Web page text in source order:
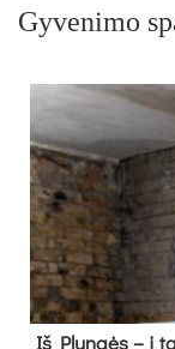
Gyvenimo
Iš Plungės – į